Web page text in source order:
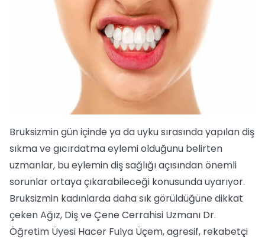
Bruksizmin gün içinde ya da uyku sırasında yapılan diş
sıkma ve gıcırdatma eylemi olduğunu belirten
uzmanlar, bu eylemin diş sağlığı açısından önemli
sorunlar ortaya çıkarabileceği konusunda uyarıyor.
Bruksizmin kadınlarda daha sık görüldüğüne dikkat
çeken Ağız, Diş ve Çene Cerrahisi Uzmanı Dr.
Öğretim Üyesi Hacer Fulya Üçem, agresif, rekabetçi